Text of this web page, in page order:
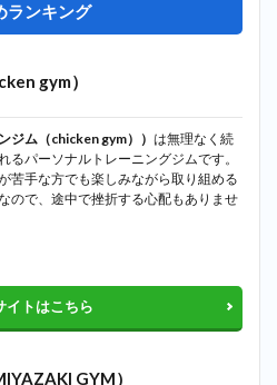
ランキング
gym）
ジム（chicken gym）） は無理なく続
るパーソナルトレーニングジムです。
苦手な方でも楽しみながら取り組める
ので、途中で挫折する心配もありませ
イトはこちら
GYM）